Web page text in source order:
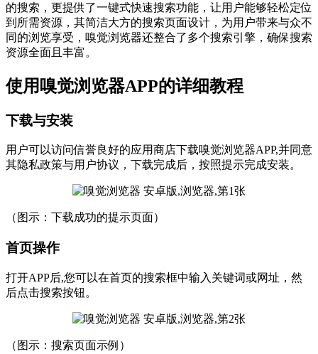
的搜索，更提供了一键式快速搜索功能，让用户能够轻松定位
到所需资源，其简洁大方的搜索页面设计，为用户带来与众不
同的浏览享受，嗅觉浏览器还整合了多个搜索引擎，确保搜索
资源全面且丰富。
使用嗅觉浏览器APP的详细教程
下载与安装
用户可以访问信誉良好的应用商店下载嗅觉浏览器APP,并同意
其隐私政策与用户协议，下载完成后，按照提示完成安装。
（图示：下载成功的提示页面）
首页操作
打开APP后,您可以在首页的搜索框中输入关键词或网址，然
后点击搜索按钮。
（图示：搜索页面示例）